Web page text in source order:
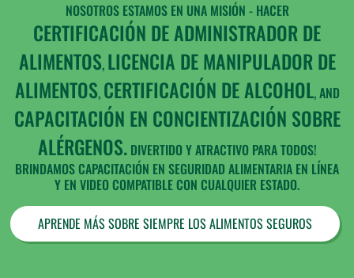
NOSOTROS ESTAMOS EN UNA MISIÓN - HACER
CERTIFICACIÓN DE ADMINISTRADOR DE
ALIMENTOS, LICENCIA DE MANIPULADOR DE
ALIMENTOS, CERTIFICACIÓN DE ALCOHOL, AND
CAPACITACIÓN EN CONCIENTIZACIÓN SOBRE
ALÉRGENOS.DIVERTIDO Y ATRACTIVO PARA TODOS!
BRINDAMOS CAPACITACIÓN EN SEGURIDAD ALIMENTARIA EN LÍNEA
Y EN VIDEO COMPATIBLE CON CUALQUIER ESTADO.
APRENDE MÁS SOBRE SIEMPRE LOS ALIMENTOS SEGUROS